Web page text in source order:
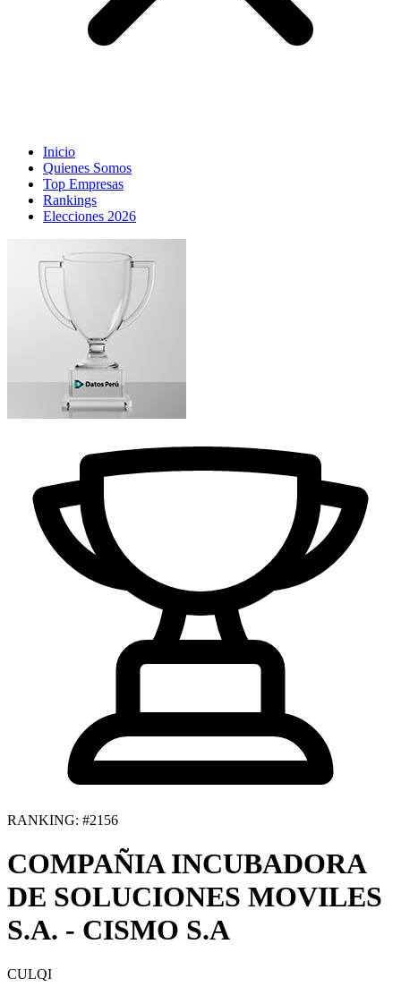
Inicio
Quienes Somos
Top Empresas
Rankings
Elecciones 2026
RANKING: #2156
COMPAÑIA INCUBADORA
DE SOLUCIONES MOVILES
S.A. - CISMO S.A
CULQI